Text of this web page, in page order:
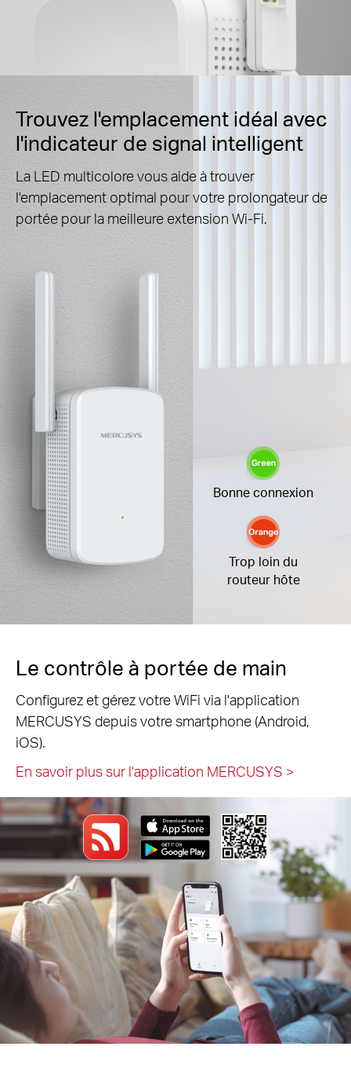
Trouvez l'emplacement idéal avec
l'indicateur de signal intelligent
La LED multicolore vous aide à trouver
l'emplacement optimal pour votre prolongateur de
portée pour la meilleure extension Wi-Fi.
Bonne connexion
Trop loin du
routeur hôte
Le contrôle à portée de main
Configurez et gérez votre WiFi via l'application
MERCUSYS depuis votre smartphone (Android,
iOS).
En savoir plus sur l'application MERCUSYS >